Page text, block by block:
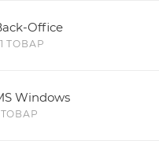
Office
ТОВАР
Windows
ТОВАР